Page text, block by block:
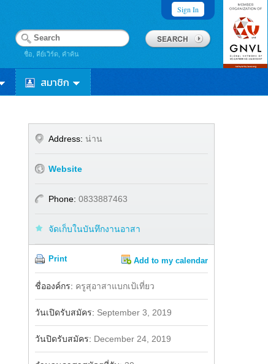
Sign In
ชื่อ, คีย์เวิร์ด, คำค้น
สมาชิก
Address: น่าน
Website
Phone: 0833887463​
จัดเก็บในบันทึกงานอาสา
Print Add to my calendar
Facebook
ชื่อองค์กร: ครู​สุ​อาสา​แบก​เป้​เที่ยว​
วันเปิดรับสมัคร: September 3, 2019
วันปิดรับสมัคร: December 24, 2019